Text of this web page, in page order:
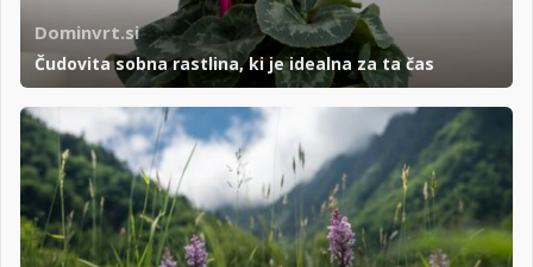
Dominvrt.si
Čudovita sobna rastlina, ki je idealna za ta čas